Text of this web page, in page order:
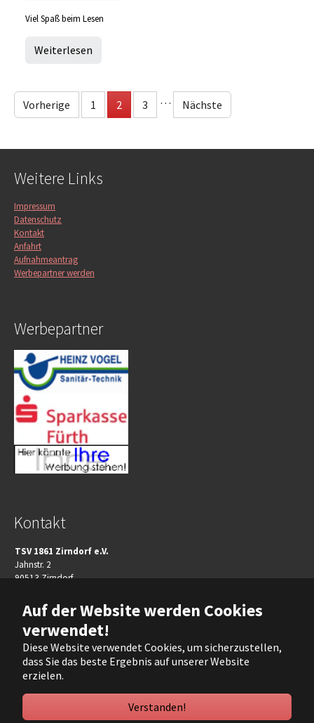
Auf der Website werden Cookies
verwendet!
Diese Website verwendet Cookies, um sicherzustellen,
dass Sie das beste Ergebnis auf unserer Website
erzielen.
Verstanden!
Viel Spaß beim Lesen
Weiterlesen
Vorherige 1 2 3 … Nächste
Weitere Links
Impressum
Datenschutz
Kontakt
Anfahrt
Aufnahmeantrag
Werbepartner werden
Werbepartner
Kontakt
TSV 1861 Zirndorf e.V.
Jahnstr. 2
90513 Zirndorf
Telefon:+49(911)606080
Telefax: +49(911)96509924
Internet:www.tsv-zirndorf.de